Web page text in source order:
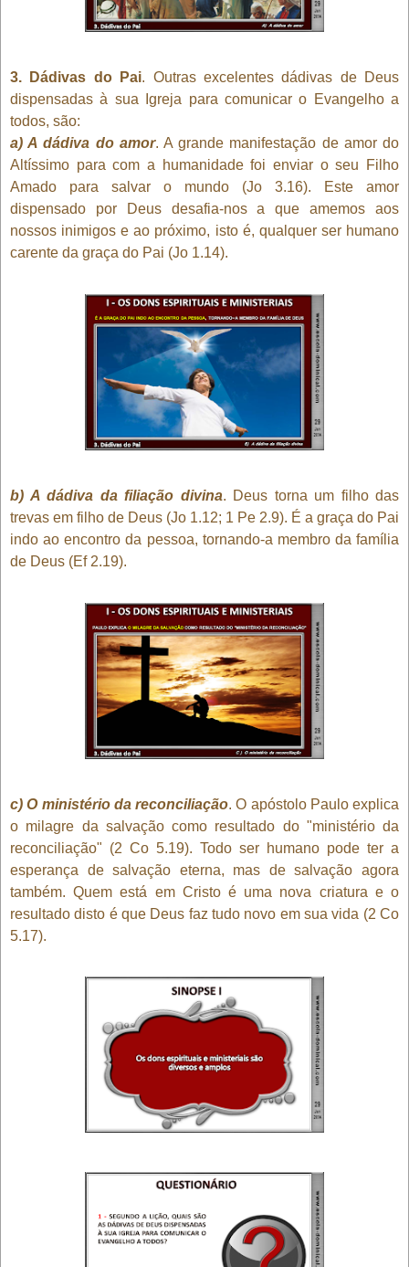
3. Dádivas do Pai. Outras excelentes dádivas de Deus
dispensadas à sua Igreja para comunicar o Evangelho a
todos, são:
a) A dádiva do amor. A grande manifestação de amor do
Altíssimo para com a humanidade foi enviar o seu Filho
Amado para salvar o mundo (Jo 3.16). Este amor
dispensado por Deus desafia-nos a que amemos aos
nossos inimigos e ao próximo, isto é, qualquer ser humano
carente da graça do Pai (Jo 1.14).
b) A dádiva da filiação divina. Deus torna um filho das
trevas em filho de Deus (Jo 1.12; 1 Pe 2.9). É a graça do Pai
indo ao encontro da pessoa, tornando-a membro da família
de Deus (Ef 2.19).
c) O ministério da reconciliação. O apóstolo Paulo explica
o milagre da salvação como resultado do "ministério da
reconciliação" (2 Co 5.19). Todo ser humano pode ter a
esperança de salvação eterna, mas de salvação agora
também. Quem está em Cristo é uma nova criatura e o
resultado disto é que Deus faz tudo novo em sua vida (2 Co
5.17).